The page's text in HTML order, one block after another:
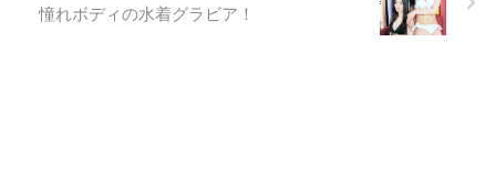
憧れボディの水着グラビア！